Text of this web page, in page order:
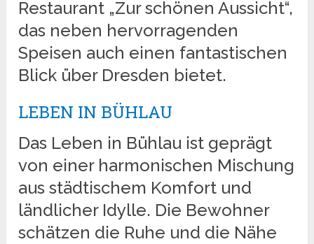
Restaurant „Zur schönen Aussicht“,
das neben hervorragenden
Speisen auch einen fantastischen
Blick über Dresden bietet.
LEBEN IN BÜHLAU
Das Leben in Bühlau ist geprägt
von einer harmonischen Mischung
aus städtischem Komfort und
ländlicher Idylle. Die Bewohner
schätzen die Ruhe und die Nähe